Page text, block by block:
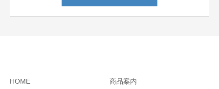
HOME 商品案内